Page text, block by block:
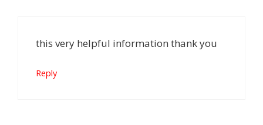
this very helpful information thank you
Reply